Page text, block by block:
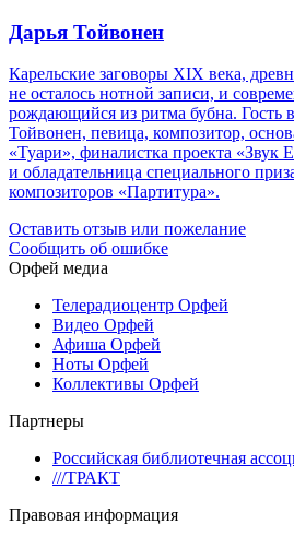
Дарья Тойвонен
Карельские заговоры XIX века,
не осталось нотной записи, и
рождающийся из ритма бубна. Гость
Тойвонен, певица, композитор,
«Туари», финалистка проекта «Звук
и обладательница специального
композиторов «Партитура».
Оставить отзыв или пожелание
Сообщить об ошибке
Орфей медиа
Телерадиоцентр Орфей
Видео Орфей
Афиша Орфей
Ноты Орфей
Коллективы Орфей
Партнеры
Российская библиотечная
///ТРАКТ
Правовая информация